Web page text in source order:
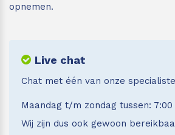
opnemen.
Live chat
Chat met één van onze
Maandag t/m zondag tussen:
Wij zijn dus ook gewoon